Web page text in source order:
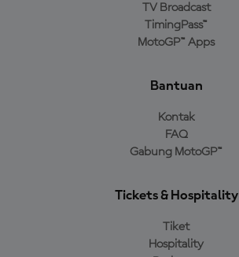
TV Broadcast
TimingPass™
MotoGP™ Apps
Bantuan
Kontak
FAQ
Gabung MotoGP™
Tickets & Hospitality
Tiket
Hospitality